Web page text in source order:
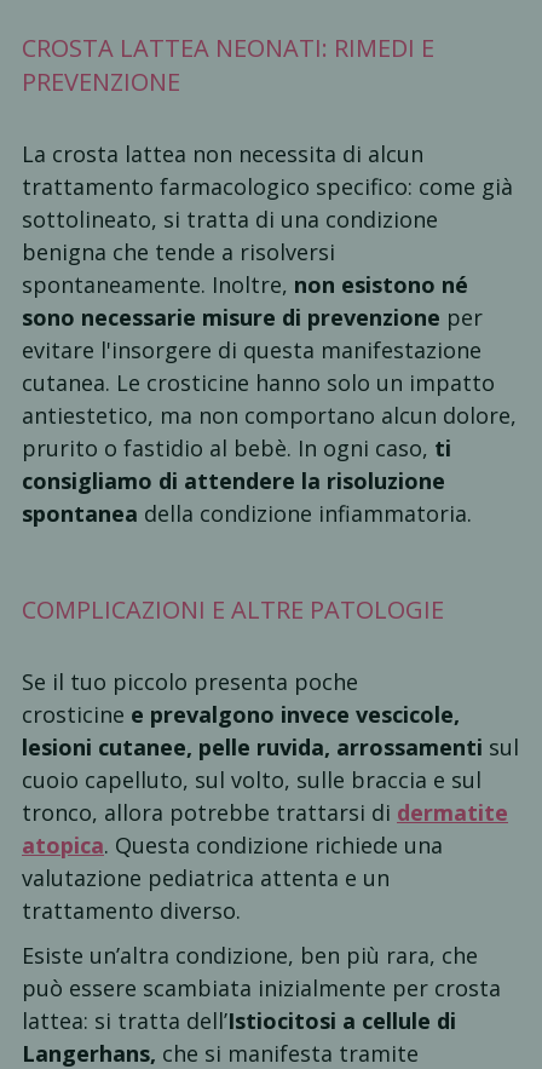
CROSTA LATTEA NEONATI: RIMEDI E
PREVENZIONE
La crosta lattea non necessita di alcun
trattamento farmacologico specifico: come già
sottolineato, si tratta di una condizione
benigna che tende a risolversi
spontaneamente. Inoltre, non esistono né
sono necessarie misure di prevenzione per
evitare l'insorgere di questa manifestazione
cutanea. Le crosticine hanno solo un impatto
antiestetico, ma non comportano alcun dolore,
prurito o fastidio al bebè. In ogni caso, ti
consigliamo di attendere la risoluzione
spontanea della condizione infiammatoria.
COMPLICAZIONI E ALTRE PATOLOGIE
Se il tuo piccolo presenta poche
crosticine e prevalgono invece vescicole,
lesioni cutanee, pelle ruvida, arrossamenti sul
cuoio capelluto, sul volto, sulle braccia e sul
tronco, allora potrebbe trattarsi di dermatite
atopica. Questa condizione richiede una
valutazione pediatrica attenta e un
trattamento diverso.
Esiste un’altra condizione, ben più rara, che
può essere scambiata inizialmente per crosta
lattea: si tratta dell’Istiocitosi a cellule di
Langerhans, che si manifesta tramite